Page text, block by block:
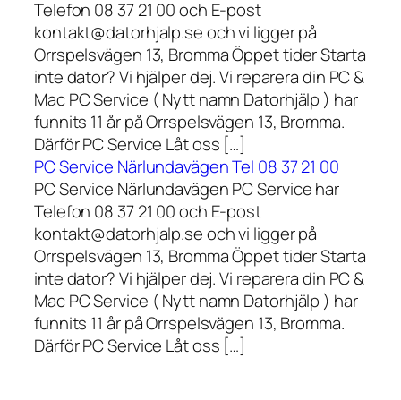
Telefon 08 37 21 00 och E-post
kontakt@datorhjalp.se och vi ligger på
Orrspelsvägen 13, Bromma Öppet tider Starta
inte dator? Vi hjälper dej. Vi reparera din PC &
Mac PC Service ( Nytt namn Datorhjälp ) har
funnits 11 år på Orrspelsvägen 13, Bromma.
Därför PC Service Låt oss […]
PC Service Närlundavägen Tel 08 37 21 00
PC Service Närlundavägen PC Service har
Telefon 08 37 21 00 och E-post
kontakt@datorhjalp.se och vi ligger på
Orrspelsvägen 13, Bromma Öppet tider Starta
inte dator? Vi hjälper dej. Vi reparera din PC &
Mac PC Service ( Nytt namn Datorhjälp ) har
funnits 11 år på Orrspelsvägen 13, Bromma.
Därför PC Service Låt oss […]